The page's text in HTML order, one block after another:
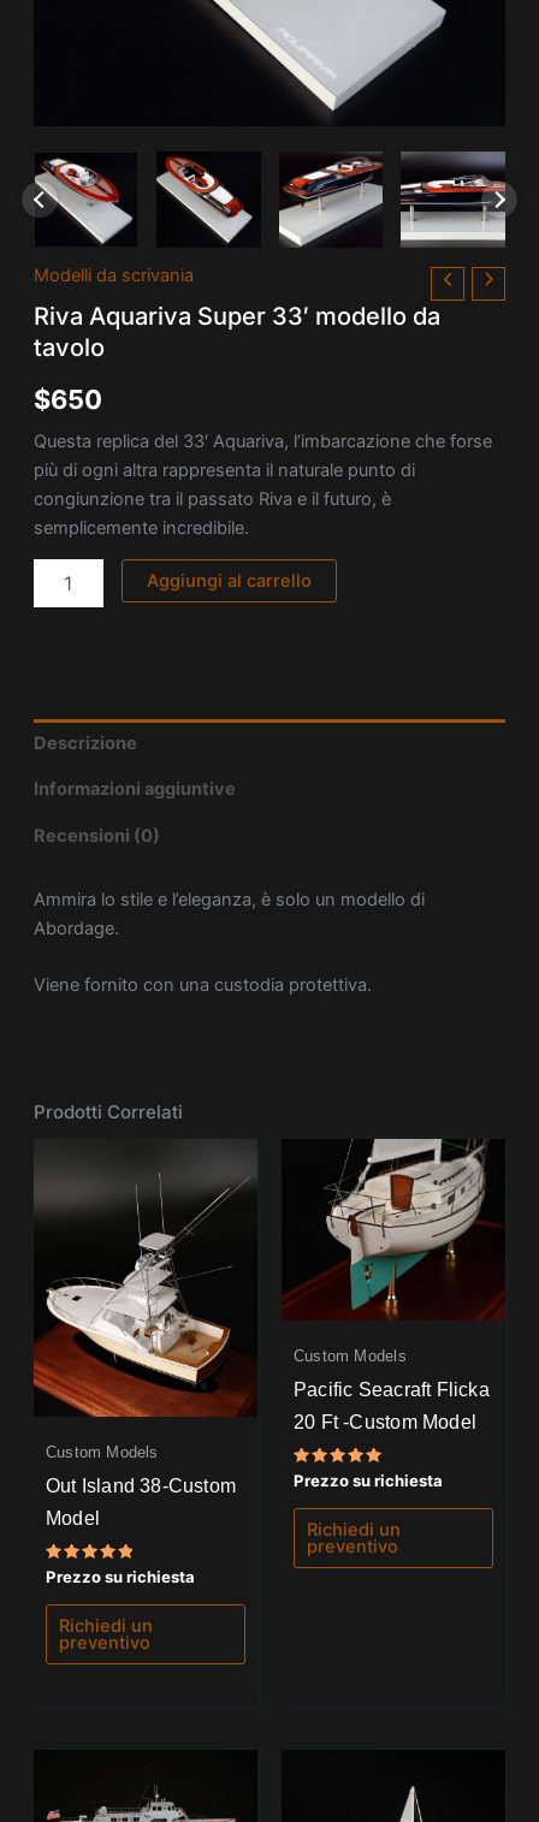
Modelli da scrivania
Riva Aquariva Super 33′ modello da
tavolo
$650
Questa replica del 33′ Aquariva, l’imbarcazione che forse
più di ogni altra rappresenta il naturale punto di
congiunzione tra il passato Riva e il futuro, è
semplicemente incredibile.
Riva
Super
33'
modello
da
tavolo
quantità
Aggiungi al carrello
Descrizione
Informazioni aggiuntive
Recensioni (0)
Ammira lo stile e l’eleganza, è solo un modello di
Abordage.
Viene fornito con una custodia protettiva.
Prodotti Correlati
Custom Models
Out Island 38-Custom
Model
Valutato
su 5
Prezzo su richiesta
Richiedi un
preventivo
Custom Models
Pacific Seacraft Flicka
20 Ft -Custom Model
Valutato
su 5
Prezzo su richiesta
Richiedi un
preventivo